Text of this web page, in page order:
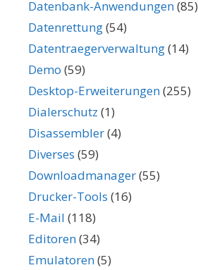
Datenbank-Anwendungen(85)
Datenrettung(54)
Datentraegerverwaltung(14)
Demo (59)
Desktop-Erweiterungen(255)
Dialerschutz (1)
Disassembler(4)
Diverses (59)
Downloadmanager(55)
Drucker-Tools (16)
E-Mail (118)
Editoren(34)
Emulatoren(5)